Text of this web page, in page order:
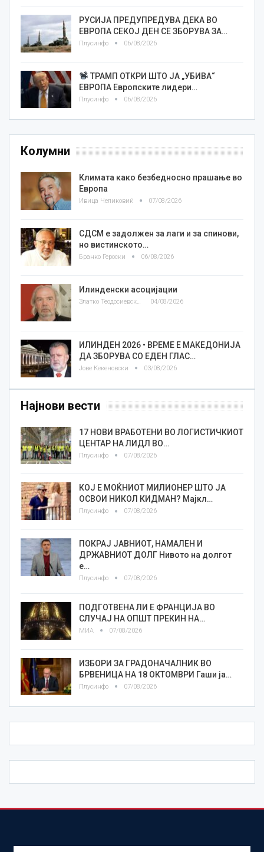
РУСИЈА ПРЕДУПРЕДУВА ДЕКА ВО
ЕВРОПА СЕКОЈ ДЕН СЕ ЗБОРУВА ЗА…
Плусинфо 06/08/2026
ТРАМП ОТКРИ ШТО ЈА „УБИВА“
ЕВРОПА Европските лидери…
Плусинфо 06/08/2026
Колумни
Климата како безбедносно прашање во
Европа
Ивица Челиковиќ 07/08/2026
СДСМ е задолжен за лаги и за спинови,
но вистинското…
Бранко Героски 06/08/2026
Илинденски асоцијации
04/08/2026
ИЛИНДЕН 2026 • ВРЕМЕ Е МАКЕДОНИЈА
ДА ЗБОРУВА СО ЕДЕН ГЛАС…
Јове Кекеновски 03/08/2026
Најнови вести
17 НОВИ ВРАБОТЕНИ ВО ЛОГИСТИЧКИОТ
ЦЕНТАР НА ЛИДЛ ВО…
Плусинфо 07/08/2026
КОЈ Е МОЌНИОТ МИЛИОНЕР ШТО ЈА
ОСВОИ НИКОЛ КИДМАН? Мајкл…
Плусинфо 07/08/2026
ПОКРАЈ ЈАВНИОТ, НАМАЛЕН И
ДРЖАВНИОТ ДОЛГ Нивото на долгот
е…
Плусинфо 07/08/2026
ПОДГОТВЕНА ЛИ Е ФРАНЦИЈА ВО
СЛУЧАЈ НА ОПШТ ПРЕКИН НА…
МИА 07/08/2026
ИЗБОРИ ЗА ГРАДОНАЧАЛНИК ВО
БРВЕНИЦА НА 18 ОКТОМВРИ Гаши ја…
Плусинфо 07/08/2026